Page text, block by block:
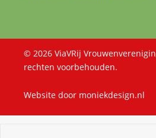
© 2026 ViaVRij
rechten voorbehouden.
Website door moniekdesign.nl